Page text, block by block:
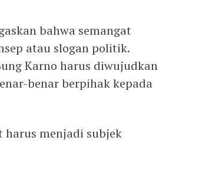
bahwa semangat
atau slogan politik.
Karno harus diwujudkan
benar berpihak kepada
harus menjadi subjek